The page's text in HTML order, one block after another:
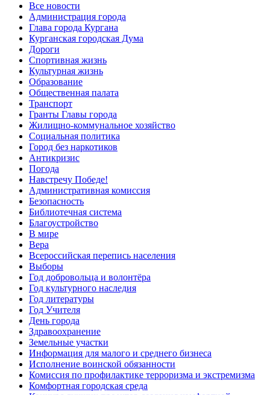
Все новости
Администрация города
Глава города Кургана
Курганская городская Дума
Дороги
Спортивная жизнь
Культурная жизнь
Образование
Общественная палата
Транспорт
Гранты Главы города
Жилищно-коммунальное хозяйство
Социальная политика
Город без наркотиков
Антикризис
Погода
Навстречу Победе!
Административная комиссия
Безопасность
Библиотечная система
Благоустройство
В мире
Вера
Всероссийская перепись населения
Выборы
Год добровольца и волонтёра
Год культурного наследия
Год литературы
Год Учителя
День города
Здравоохранение
Земельные участки
Информация для малого и среднего бизнеса
Исполнение воинской обязанности
Комиссия по профилактике терроризма и экстремизма
Комфортная городская среда